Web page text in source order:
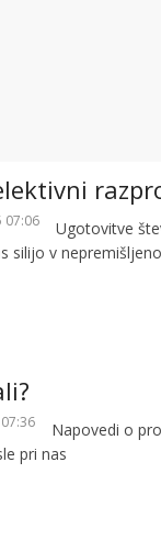
07:06
Ugotovitve
silijo v
Napovedi o
pri nas